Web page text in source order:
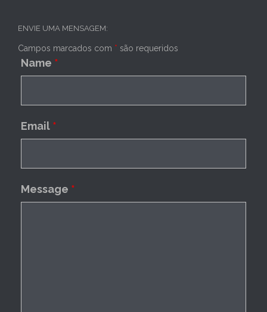
ENVIE UMA MENSAGEM:
Campos marcados com * são requeridos
Name *
Email *
Message *